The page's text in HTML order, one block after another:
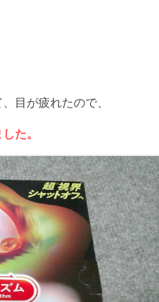
目が疲れたので、
た。